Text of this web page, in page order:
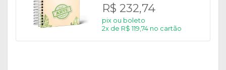
R$ 232,74
pix ou boleto
2x de R$ 119,74 no cartão